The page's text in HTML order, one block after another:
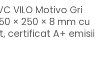
VILO Motivo Gri
× 250 × 8 mm cu
certificat A+ emisii